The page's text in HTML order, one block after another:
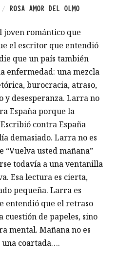
/ ROSA AMOR DEL OLMO
joven romántico que
el escritor que entendió
que un país también
enfermedad: una mezcla
burocracia, atraso,
y desesperanza. Larra no
España porque la
contra España
demasiado. Larra no es
“Vuelva usted mañana”
todavía a una ventanilla
Esa lectura es cierta,
pequeña. Larra es
entendió que el retraso
cuestión de papeles, sino
mental. Mañana no es
una coartada….